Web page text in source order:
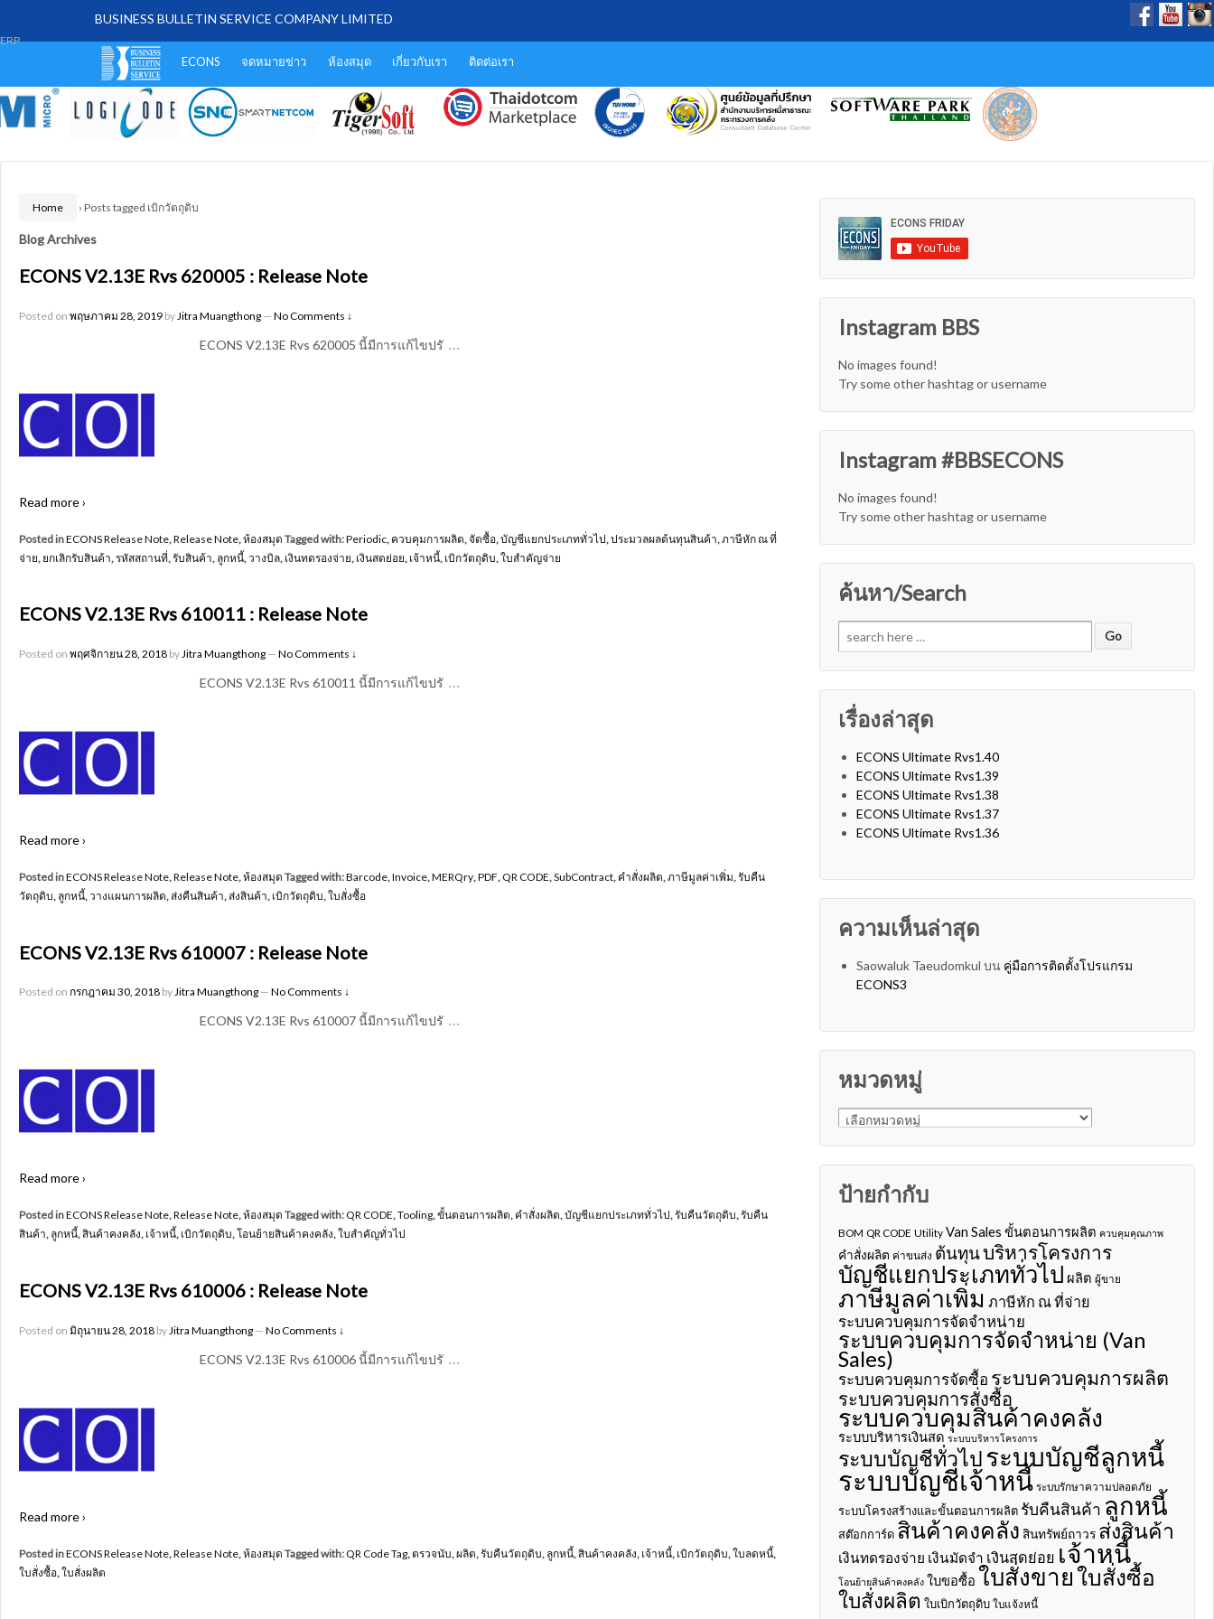
BUSINESS BULLETIN SERVICE COMPANY LIMITED
ERP
ECONS จดหมายข่าว ห้องสมุด เกี่ยวกับเรา ติดต่อเรา
Home › Posts tagged เบิกวัตถุดิบ
Blog Archives
ECONS V2.13E Rvs 620005 : Release Note
Posted on พฤษภาคม 28, 2019 by Jitra Muangthong — No Comments ↓
ECONS V2.13E Rvs 620005 นี้มีการแก้ไขปรั …
Read more ›
Posted inECONS Release Note, Release Note, ห้องสมุด Tagged with:Periodic, ควบคุมการผลิต, จัดซื้อ, บัญชีแยกประเภททั่วไป, ประมวลผลต้นทุนสินค้า, ภาษีหัก ณ ที่
จ่าย, ยกเลิกรับสินค้า, รหัสสถานที่, รับสินค้า, ลูกหนี้, วางบิล, เงินทดรองจ่าย, เงินสดย่อย, เจ้าหนี้, เบิกวัตถุดิบ, ใบสำคัญจ่าย
ECONS V2.13E Rvs 610011 : Release Note
Posted on พฤศจิกายน 28, 2018 byJitra Muangthong — No Comments ↓
ECONS V2.13E Rvs 610011 นี้มีการแก้ไขปรั …
Read more ›
Posted inECONS Release Note,Release Note,ห้องสมุด Tagged with:Barcode,Invoice,MERQry,PDF,QR CODE,SubContract, คำสั่งผลิต,ภาษีมูลค่าเพิ่ม,รับคืน
วัตถุดิบ, ลูกหนี้,วางแผนการผลิต,ส่งคืนสินค้า,ส่งสินค้า, เบิกวัตถุดิบ,ใบสั่งซื้อ
ECONS V2.13E Rvs 610007 : Release Note
Posted on กรกฎาคม 30, 2018 byJitra Muangthong — No Comments ↓
ECONS V2.13E Rvs 610007 นี้มีการแก้ไขปรั …
Read more ›
Posted inECONS Release Note,Release Note,ห้องสมุด Tagged with:QR CODE,Tooling,ขั้นตอนการผลิต, คำสั่งผลิต,บัญชีแยกประเภททั่วไป,รับคืนวัตถุดิบ,รับคืน
สินค้า, ลูกหนี้,สินค้าคงคลัง, เจ้าหนี้, เบิกวัตถุดิบ,โอนย้ายสินค้าคงคลัง,ใบสำคัญทั่วไป
ECONS V2.13E Rvs 610006 : Release Note
Posted on มิถุนายน 28, 2018 by Jitra Muangthong — No Comments ↓
ECONS V2.13E Rvs 610006 นี้มีการแก้ไขปรั …
Read more ›
Posted inECONS Release Note, Release Note, ห้องสมุด Tagged with:QR Code Tag, ตรวจนับ, ผลิต, รับคืนวัตถุดิบ, ลูกหนี้, สินค้าคงคลัง, เจ้าหนี้, เบิกวัตถุดิบ, ใบลดหนี้,
ใบสั่งซื้อ, ใบสั่งผลิต
Instagram BBS
No images found!
Try some other hashtag or username
Instagram #BBSECONS
No images found!
Try some other hashtag or username
ค้นหา/Search
Search for:
เรื่องล่าสุด
ECONS Ultimate Rvs1.40
ECONS Ultimate Rvs1.39
ECONS Ultimate Rvs1.38
ECONS Ultimate Rvs1.37
ECONS Ultimate Rvs1.36
ความเห็นล่าสุด
Saowaluk Taeudomkul บน คู่มือการติดตั้งโปรแกรม
ECONS3
หมวดหมู่
หมวดหมู่
ป้ายกำกับ
BOM QR CODE Utility Van Sales ขั้นตอนการผลิต ควบคุมคุณภาพ
คำสั่งผลิต ค่าขนส่ง ต้นทุนบริหารโครงการ
บัญชีแยกประเภททั่วไป ผลิต ผู้ขาย
ภาษีมูลค่าเพิ่ม ภาษีหัก ณ ที่จ่าย
ระบบควบคุมการจัดจำหน่าย
ระบบควบคุมการจัดจำหน่าย (Van
Sales)
ระบบควบคุมการจัดซื้อ ระบบควบคุมการผลิต
ระบบควบคุมการสั่งซื้อ
ระบบควบคุมสินค้าคงคลัง
ระบบบริหารเงินสด ระบบบริหารโครงการ
ระบบบัญชีทั่วไประบบบัญชีลูกหนี้
ระบบบัญชีเจ้าหนี้ ระบบรักษาความปลอดภัย
ระบบโครงสร้างและขั้นตอนการผลิต รับคืนสินค้า ลูกหนี้
สต๊อกการ์ด สินค้าคงคลัง สินทรัพย์ถาวร ส่งสินค้า
เงินทดรองจ่าย เงินมัดจำ เงินสดย่อย เจ้าหนี้
โอนย้ายสินค้าคงคลัง ใบขอซื้อ ใบสั่งขายใบสั่งซื้อ
ใบสั่งผลิต ใบเบิกวัตถุดิบ ใบแจ้งหนี้